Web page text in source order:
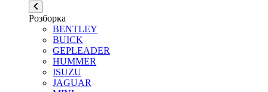
Розборка
BENTLEY
BUICK
GEPLEADER
HUMMER
ISUZU
JAGUAR